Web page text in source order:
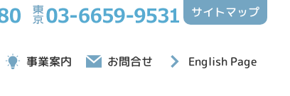
サイトマップ
事業案内 お問合せ English Page